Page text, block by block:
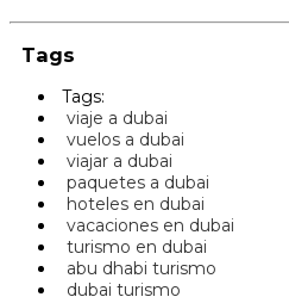
Tags
Tags:
viaje a dubai
vuelos a dubai
viajar a dubai
paquetes a dubai
hoteles en dubai
vacaciones en dubai
turismo en dubai
abu dhabi turismo
dubai turismo